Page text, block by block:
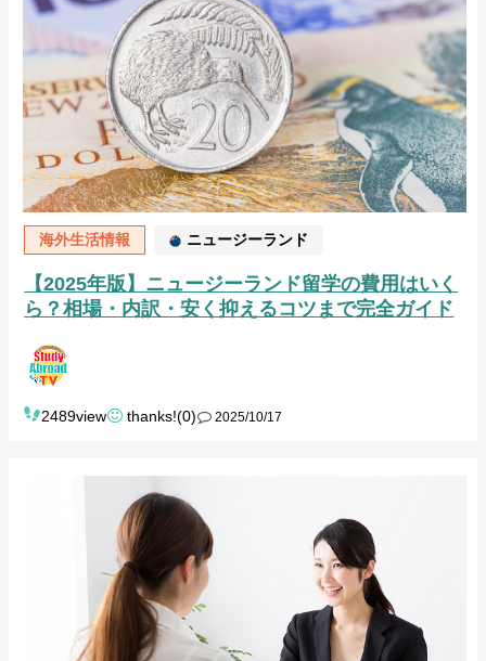
海外生活情報 ニュージーランド
【2025年版】ニュージーランド留学の費用はいく
ら？相場・内訳・安く抑えるコツまで完全ガイド
2489view thanks!(0) 2025/10/17